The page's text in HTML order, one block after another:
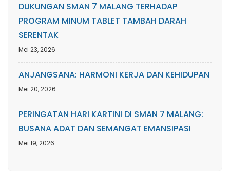
DUKUNGAN SMAN 7 MALANG TERHADAP
PROGRAM MINUM TABLET TAMBAH DARAH
SERENTAK
Mei 23, 2026
ANJANGSANA: HARMONI KERJA DAN KEHIDUPAN
Mei 20, 2026
PERINGATAN HARI KARTINI DI SMAN 7 MALANG:
BUSANA ADAT DAN SEMANGAT EMANSIPASI
Mei 19, 2026